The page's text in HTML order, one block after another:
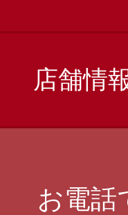
店舗情
お電話